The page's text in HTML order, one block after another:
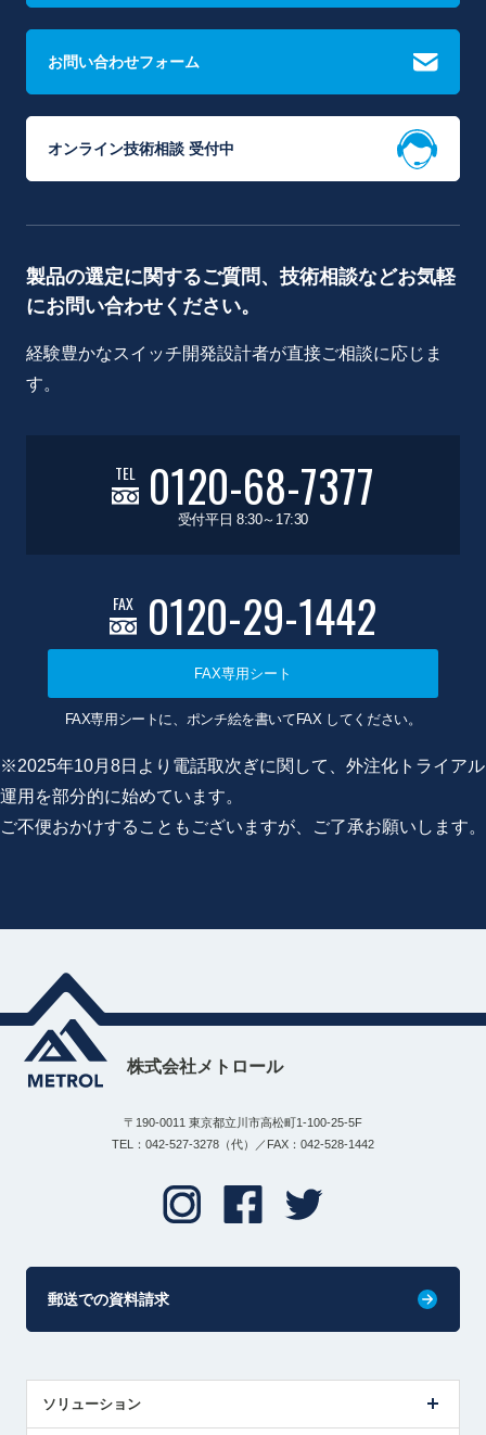
お問い合わせフォーム
オンライン技術相談 受付中
製品の選定に関するご質問、技術相談などお気軽
にお問い合わせください。
経験豊かなスイッチ開発設計者が直接ご相談に応じま
す。
TEL 0120-68-7377
受付平日 8:30～17:30
FAX 0120-29-1442
FAX専用シート
FAX専用シートに、ポンチ絵を書いてFAX してください。
※2025年10月8日より電話取次ぎに関して、外注化トライアル
運用を部分的に始めています。
ご不便おかけすることもございますが、ご了承お願いします。
株式会社メトロール
〒190-0011 東京都立川市高松町1-100-25-5F
TEL：042-527-3278（代）／FAX：042-528-1442
郵送での資料請求
ソリューション